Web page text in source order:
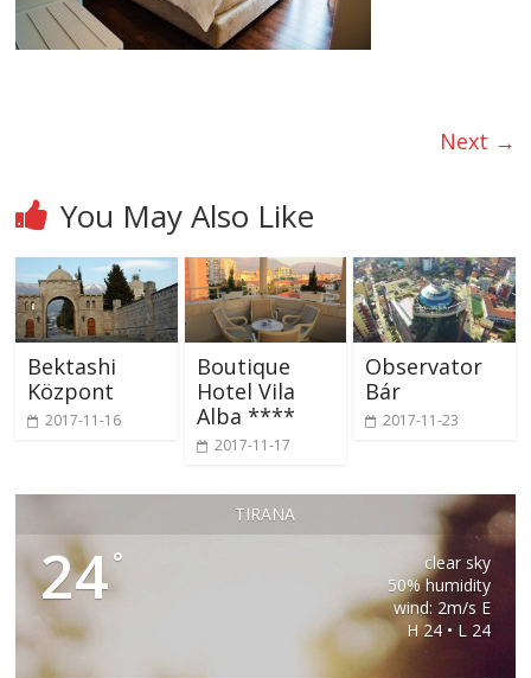
Next →
You May Also Like
Bektashi
Központ
2017-11-16
Boutique
Hotel Vila
Alba ****
2017-11-17
Observator
Bár
2017-11-23
TIRANA
24°
clear sky
50% humidity
wind: 2m/s E
H 24 • L 24